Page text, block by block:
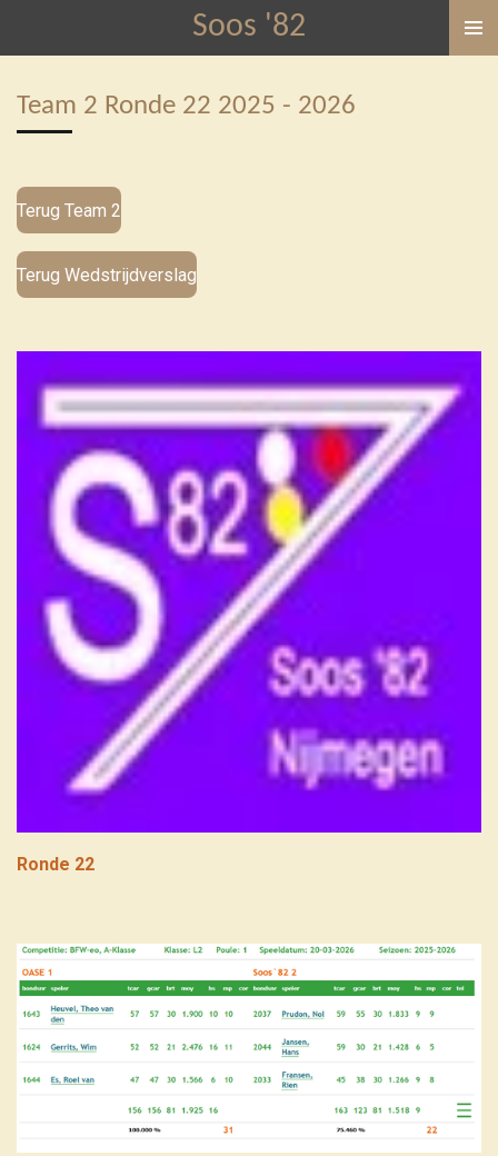
direct
de
hoofdinhoud
Soos '82
Team 2 Ronde 22 2025 - 2026
Terug Team 2
Terug Wedstrijdverslag
Ronde 22